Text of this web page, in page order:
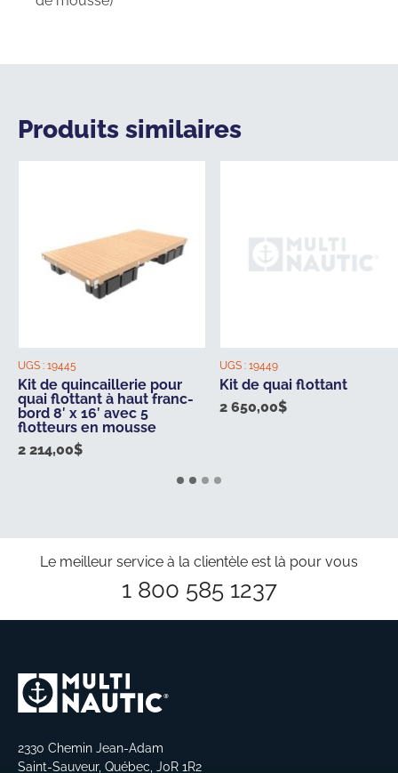
Produits similaires
UGS : 19445
Kit de quincaillerie pour
quai flottant à haut franc-
bord 8′ x 16′ avec 5
flotteurs en mousse
2 214,00$
UGS : 19449
Kit de quai flottant
2 650,00$
Le meilleur service à la clientèle est là pour vous
1 800 585 1237
2330 Chemin Jean-Adam
Saint-Sauveur, Québec, J0R 1R2